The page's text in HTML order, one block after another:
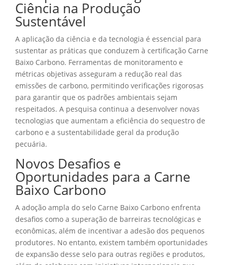
Ciência na Produção
Sustentável
A aplicação da ciência e da tecnologia é essencial para
sustentar as práticas que conduzem à certificação Carne
Baixo Carbono. Ferramentas de monitoramento e
métricas objetivas asseguram a redução real das
emissões de carbono, permitindo verificações rigorosas
para garantir que os padrões ambientais sejam
respeitados. A pesquisa continua a desenvolver novas
tecnologias que aumentam a eficiência do sequestro de
carbono e a sustentabilidade geral da produção
pecuária.
Novos Desafios e
Oportunidades para a Carne
Baixo Carbono
A adoção ampla do selo Carne Baixo Carbono enfrenta
desafios como a superação de barreiras tecnológicas e
econômicas, além de incentivar a adesão dos pequenos
produtores. No entanto, existem também oportunidades
de expansão desse selo para outras regiões e produtos,